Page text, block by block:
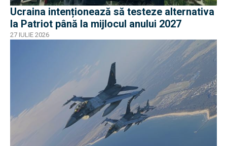
Ucraina intenționează să testeze alternativa
la Patriot până la mijlocul anului 2027
27 IULIE 2026